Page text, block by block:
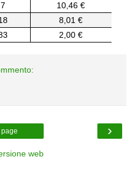
7
10,46 €
8,01 €
2,00 €
›
web